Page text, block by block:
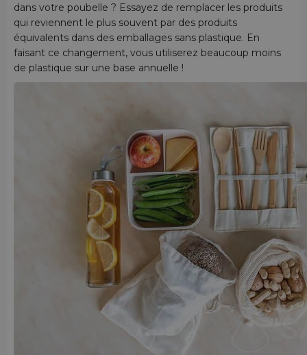
dans votre poubelle ? Essayez de remplacer les produits
qui reviennent le plus souvent par des produits
équivalents dans des emballages sans plastique. En
faisant ce changement, vous utiliserez beaucoup moins
de plastique sur une base annuelle !